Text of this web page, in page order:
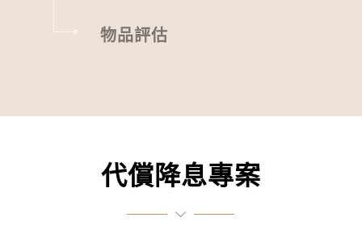
物品評估
代償降息專案